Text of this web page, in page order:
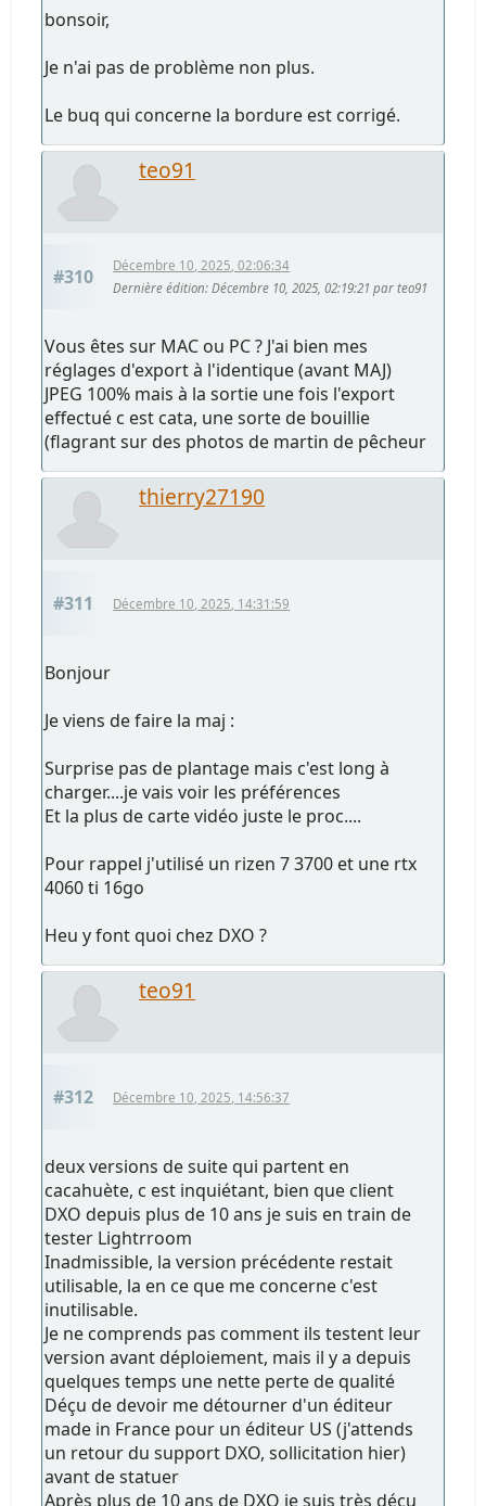
bonsoir,
Je n'ai pas de problème non plus.
Le buq qui concerne la bordure est corrigé.
teo91
#310
Décembre 10, 2025, 02:06:34
Dernière édition: Décembre 10, 2025, 02:19:21 par teo91
Vous êtes sur MAC ou PC ? J'ai bien mes
réglages d'export à l'identique (avant MAJ)
JPEG 100% mais à la sortie une fois l'export
effectué c est cata, une sorte de bouillie
(flagrant sur des photos de martin de pêcheur
thierry27190
#311 Décembre 10, 2025, 14:31:59
Bonjour
Je viens de faire la maj :
Surprise pas de plantage mais c'est long à
charger....je vais voir les préférences
Et la plus de carte vidéo juste le proc....
Pour rappel j'utilisé un rizen 7 3700 et une rtx
4060 ti 16go
Heu y font quoi chez DXO ?
teo91
#312 Décembre 10, 2025, 14:56:37
deux versions de suite qui partent en
cacahuète, c est inquiétant, bien que client
DXO depuis plus de 10 ans je suis en train de
tester Lightrroom
Inadmissible, la version précédente restait
utilisable, la en ce que me concerne c'est
inutilisable.
Je ne comprends pas comment ils testent leur
version avant déploiement, mais il y a depuis
quelques temps une nette perte de qualité
Déçu de devoir me détourner d'un éditeur
made in France pour un éditeur US (j'attends
un retour du support DXO, sollicitation hier)
avant de statuer
Après plus de 10 ans de DXO je suis très déçu